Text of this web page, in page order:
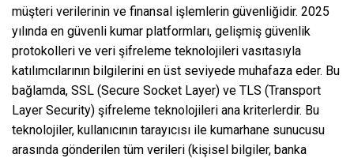
müşteri verilerinin ve finansal işlemlerin güvenliğidir. 2025
yılında en güvenli kumar platformları, gelişmiş güvenlik
protokolleri ve veri şifreleme teknolojileri vasıtasıyla
katılımcılarının bilgilerini en üst seviyede muhafaza eder. Bu
bağlamda, SSL (Secure Socket Layer) ve TLS (Transport
Layer Security) şifreleme teknolojileri ana kriterlerdir. Bu
teknolojiler, kullanıcının tarayıcısı ile kumarhane sunucusu
arasında gönderilen tüm verileri (kişisel bilgiler, banka